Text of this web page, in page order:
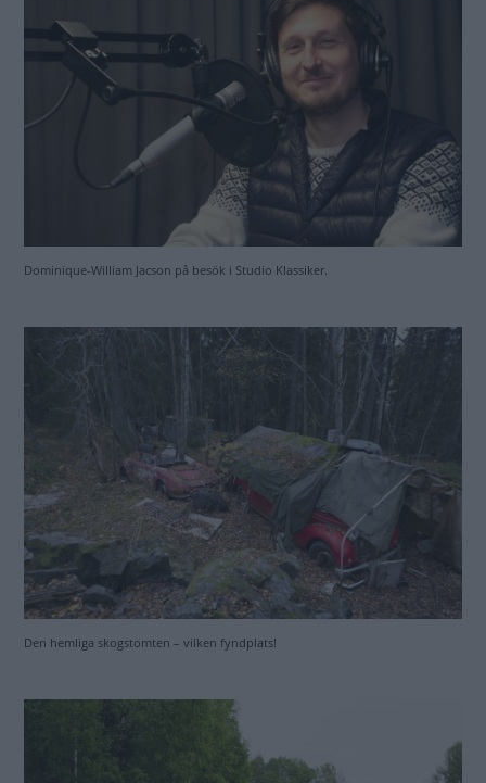
Dominique-William Jacson på besök i Studio Klassiker.
Den hemliga skogstomten – vilken fyndplats!